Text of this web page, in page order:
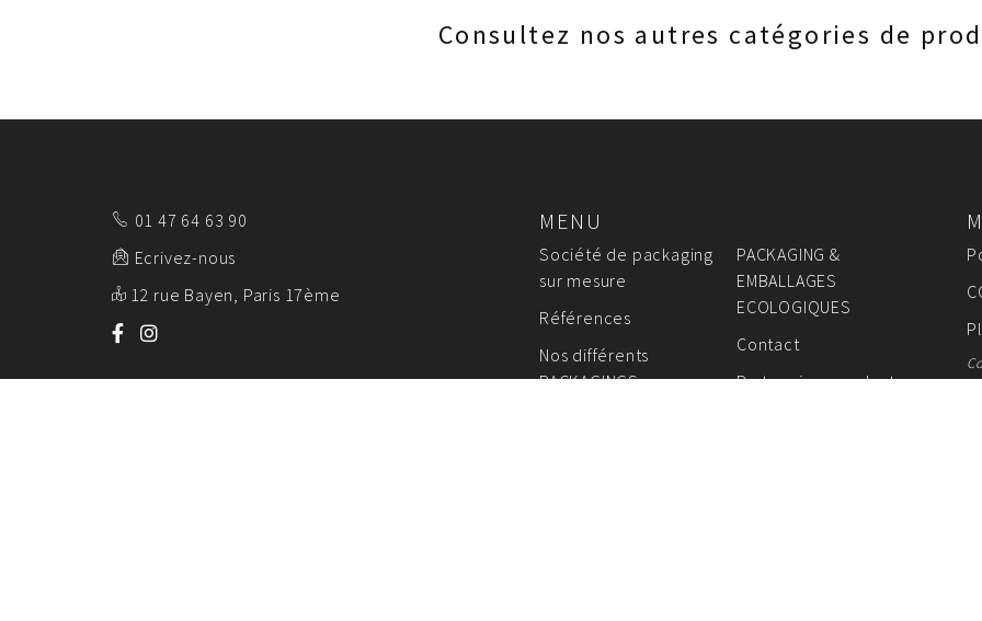
Consultez nos autres catégories de
01 47 64 63 90
Ecrivez-nous
12 rue Bayen, Paris 17ème
MENU
Société de packaging
sur mesure
Références
Nos différents
PACKAGINGS sur mesure
PACKAGING &
EMBALLAGES
ECOLOGIQUES
Contact
Partenaires producteurs